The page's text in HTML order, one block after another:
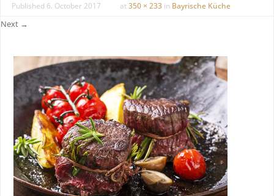
Published 6. October 2017 at350 × 233 in Bayrische Küche
Next →